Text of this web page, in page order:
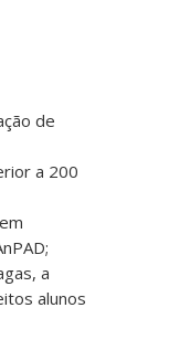
de
a 200
a
alunos